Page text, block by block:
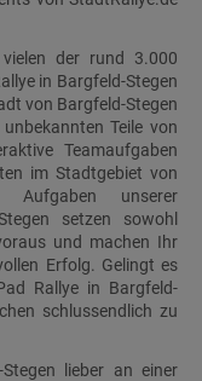
der rund 3.000
in Bargfeld-Stegen
von Bargfeld-Stegen
Teile von
Teamaufgaben
im Stadtgebiet von
Aufgaben unserer
setzen sowohl
und machen Ihr
Erfolg. Gelingt es
Rallye in Bargfeld-
schlussendlich zu
lieber an einer